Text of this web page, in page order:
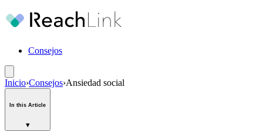
Consejos
Inicio›Consejos›Ansiedad social
In this Article
▾